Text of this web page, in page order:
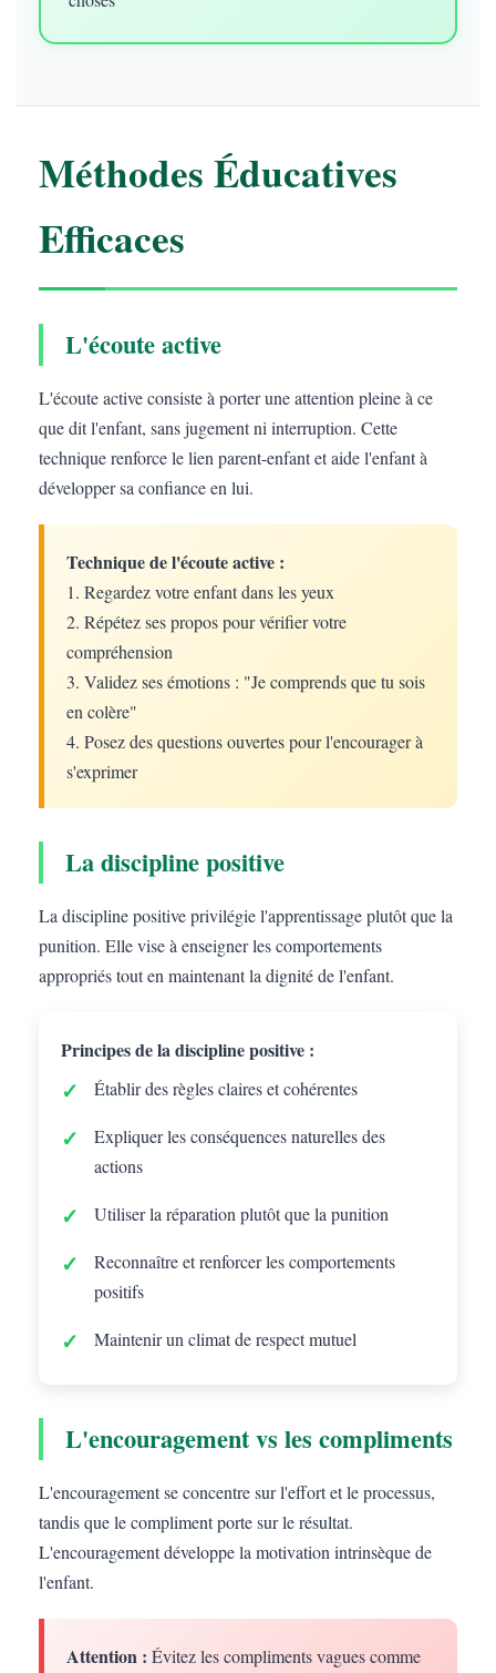
Méthodes Éducatives
Efficaces
L'écoute active
L'écoute active consiste à porter une attention pleine à ce
que dit l'enfant, sans jugement ni interruption. Cette
technique renforce le lien parent-enfant et aide l'enfant à
développer sa confiance en lui.
Technique de l'écoute active :
1. Regardez votre enfant dans les yeux
2. Répétez ses propos pour vérifier votre
compréhension
3. Validez ses émotions : "Je comprends que tu sois
en colère"
4. Posez des questions ouvertes pour l'encourager à
s'exprimer
La discipline positive
La discipline positive privilégie l'apprentissage plutôt que la
punition. Elle vise à enseigner les comportements
appropriés tout en maintenant la dignité de l'enfant.
Principes de la discipline positive :
Établir des règles claires et cohérentes
Expliquer les conséquences naturelles des
actions
Utiliser la réparation plutôt que la punition
Reconnaître et renforcer les comportements
positifs
Maintenir un climat de respect mutuel
L'encouragement vs les compliments
L'encouragement se concentre sur l'effort et le processus,
tandis que le compliment porte sur le résultat.
L'encouragement développe la motivation intrinsèque de
l'enfant.
Attention : Évitez les compliments vagues comme